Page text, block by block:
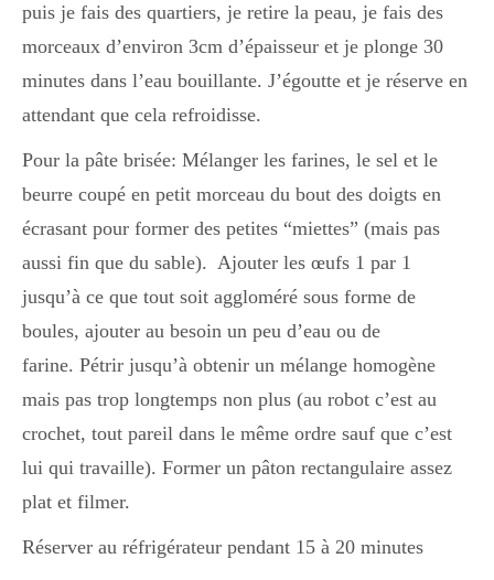
puis je fais des quartiers, je retire la peau, je fais des
morceaux d’environ 3cm d’épaisseur et je plonge 30
minutes dans l’eau bouillante. J’égoutte et je réserve en
attendant que cela refroidisse.
Pour la pâte brisée: Mélanger les farines, le sel et le
beurre coupé en petit morceau du bout des doigts en
écrasant pour former des petites “miettes” (mais pas
aussi fin que du sable). Ajouter les œufs 1 par 1
jusqu’à ce que tout soit aggloméré sous forme de
boules, ajouter au besoin un peu d’eau ou de
farine. Pétrir jusqu’à obtenir un mélange homogène
mais pas trop longtemps non plus (au robot c’est au
crochet, tout pareil dans le même ordre sauf que c’est
lui qui travaille). Former un pâton rectangulaire assez
plat et filmer.
Réserver au réfrigérateur pendant 15 à 20 minutes